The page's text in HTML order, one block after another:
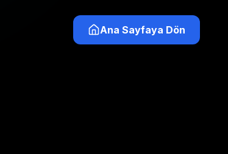
Ana Sayfaya Dön